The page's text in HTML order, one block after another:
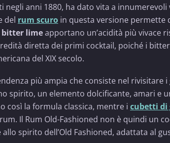
negli anni 1880, ha dato vita a
del rum scuro in questa versione permette
bitter limeapportano un’acidità più vivace
diretta dei primi cocktail, poiché i
del XIX secolo.
più ampia che consiste nel rivisitare i
spirito, un elemento dolcificante, amari e
così la formula classica, mentre i cubetti di
Il Rum Old-Fashioned non è quindi un
spirito dell’Old Fashioned, adattata al